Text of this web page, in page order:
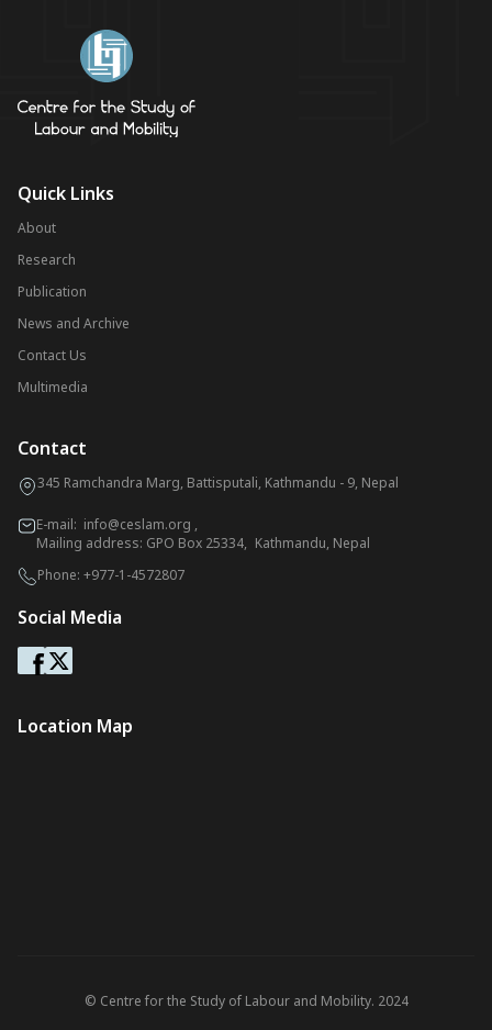
Quick Links
About
Research
Publication
News and Archive
Contact Us
Multimedia
Contact
345 Ramchandra Marg, Battisputali, Kathmandu - 9, Nepal
E-mail: info@ceslam.org ,
Mailing address: GPO Box 25334, Kathmandu, Nepal
Phone: +977-1-4572807
Social Media
Location Map
© Centre for the Study of Labour and Mobility. 2024